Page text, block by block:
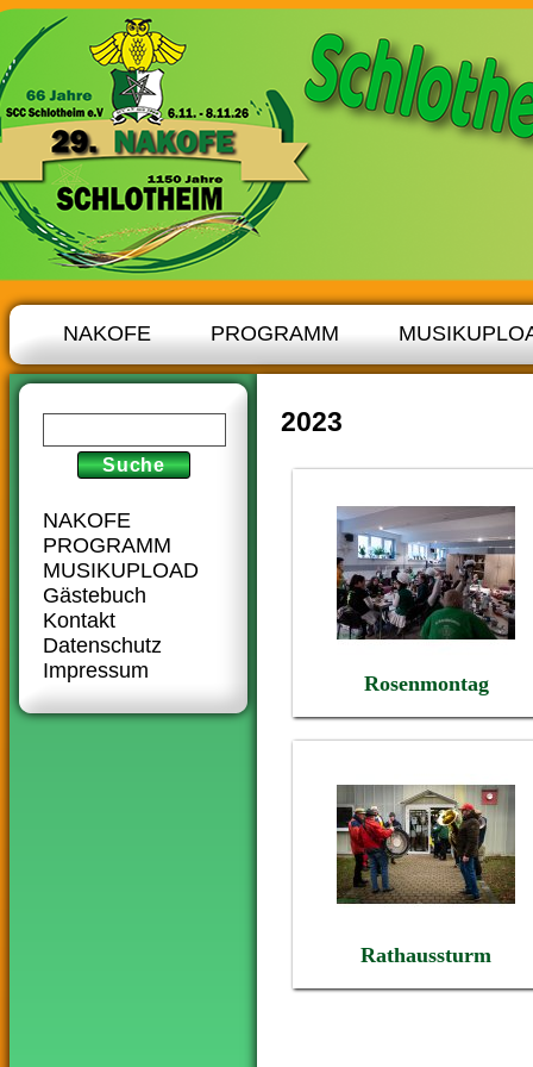
NAKOFE PROGRAMM
NAKOFE
PROGRAMM
MUSIKUPLOAD
Gästebuch
Kontakt
Datenschutz
Impressum
2023
Rosenmontag
Rathaussturm